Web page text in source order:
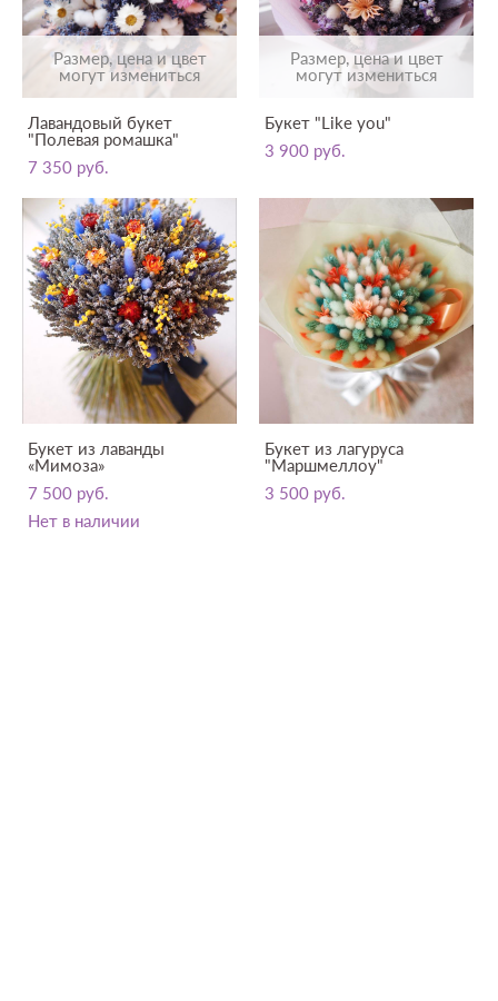
Размер, цена и цвет
могут измениться
Лавандовый букет
"Полевая ромашка"
7 350 pуб.
Размер, цена и цвет
могут измениться
Букет "Like you"
3 900 pуб.
Букет из лаванды
«Мимоза»
7 500 pуб.
Нет в наличии
Букет из лагуруса
"Маршмеллоу"
3 500 pуб.